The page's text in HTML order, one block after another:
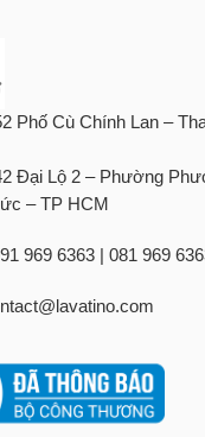
Phố Cù Chính Lan –
Đại Lộ 2 – Phường
– TP HCM
969 6363 | 081 969